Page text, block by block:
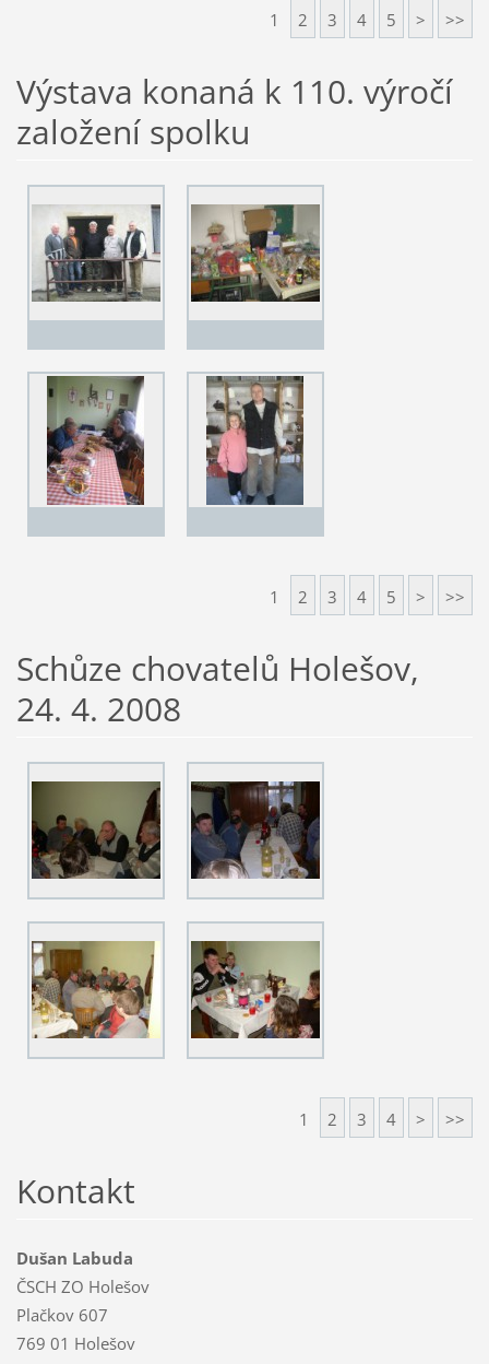
1 2 3 4 5 > >>
Výstava konaná k 110. výročí
založení spolku
1 2 3 4 5 > >>
Schůze chovatelů Holešov,
24. 4. 2008
1 2 3 4 > >>
Kontakt
Dušan Labuda
ČSCH ZO Holešov
Plačkov 607
769 01 Holešov